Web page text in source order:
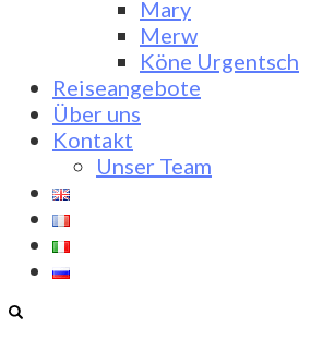
Mary
Merw
Köne Urgentsch
Reiseangebote
Über uns
Kontakt
Unser Team